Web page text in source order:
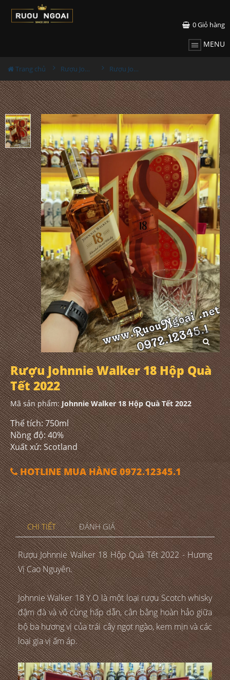
0Giỏ hàng
MENU
Trang chủ Rượu Johnnie walker Rượu Johnnie Walker 18 Hộp Quà Tết 2022
Rượu Johnnie Walker 18 Hộp Quà
Tết 2022
Mã sản phẩm:Johnnie Walker 18 Hộp Quà Tết 2022
Thể tích: 750ml
Nồng độ: 40%
Xuất xứ: Scotland
HOTLINE MUA HÀNG 0972.12345.1
CHI TIẾT ĐÁNH GIÁ
Rượu Johnnie Walker 18 Hộp Quà Tết 2022 - Hương
Vị Cao Nguyên.
Johnnie Walker 18 Y.O là một loại rượu Scotch whisky
đậm đà và vô cùng hấp dẫn, cân bằng hoàn hảo giữa
bộ ba hương vị của trái cây ngọt ngào, kem mịn và các
loại gia vị ấm áp.